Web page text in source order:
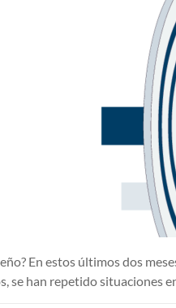
En estos últimos dos
se han repetido situaciones